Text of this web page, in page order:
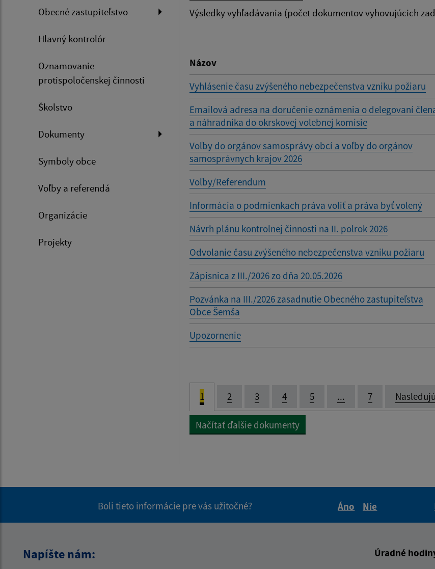
Obecné zastupiteľstvo
Hlavný kontrolór
Oznamovanie
protispoločenskej činnosti
Školstvo
Dokumenty
Symboly obce
Voľby a referendá
Organizácie
Projekty
Výsledky vyhľadávania (počet dokumentov vyhovujúcich
Názov
Vyhlásenie času zvýšeného nebezpečenstva vzniku požiaru
Emailová adresa na doručenie oznámenia o delegovaní
a náhradníka do okrskovej volebnej komisie
Voľby do orgánov samosprávy obcí a voľby do orgánov
samosprávnych krajov 2026
Voľby/Referendum
Informácia o podmienkach práva voliť a práva byť volený
Návrh plánu kontrolnej činnosti na II. polrok 2026
Odvolanie času zvýšeného nebezpečenstva vzniku požiaru
Zápisnica z III./2026 zo dňa 20.05.2026
Pozvánka na III./2026 zasadnutie Obecného zastupiteľstva
Obce Šemša
Upozornenie
1 2 3 4 5 ... 7
Načítať ďalšie dokumenty
Boli tieto informácie pre vás užitočné?
Áno
Nie
Napíšte nám: Úradné